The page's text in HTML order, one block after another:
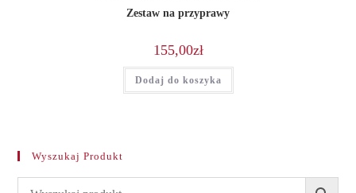
Zestaw na przyprawy
155,00zł
Dodaj do koszyka
Wyszukaj Produkt